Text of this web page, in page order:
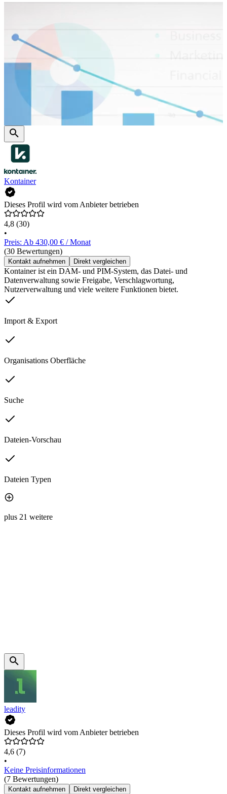
Kontainer
Dieses Profil wird vom Anbieter betrieben
4,8 (30)
•
Preis: Ab 430,00 € / Monat
(30 Bewertungen)
Kontakt aufnehmen Direkt vergleichen
Kontainer ist ein DAM- und PIM-System, das Datei- und
Datenverwaltung sowie Freigabe, Verschlagwortung,
Nutzerverwaltung und viele weitere Funktionen bietet.
Import & Export
Organisations Oberfläche
Suche
Dateien-Vorschau
Dateien Typen
plus 21 weitere
leadity
Dieses Profil wird vom Anbieter betrieben
4,6 (7)
•
Keine Preisinformationen
(7 Bewertungen)
Kontakt aufnehmen Direkt vergleichen